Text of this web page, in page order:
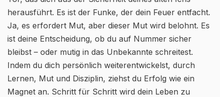
herausführt. Es ist der Funke, der dein Feuer entfacht.
Ja, es erfordert Mut, aber dieser Mut wird belohnt. Es
ist deine Entscheidung, ob du auf Nummer sicher
bleibst – oder mutig in das Unbekannte schreitest.
Indem du dich persönlich weiterentwickelst, durch
Lernen, Mut und Disziplin, ziehst du Erfolg wie ein
Magnet an. Schritt für Schritt wird dein Leben zu